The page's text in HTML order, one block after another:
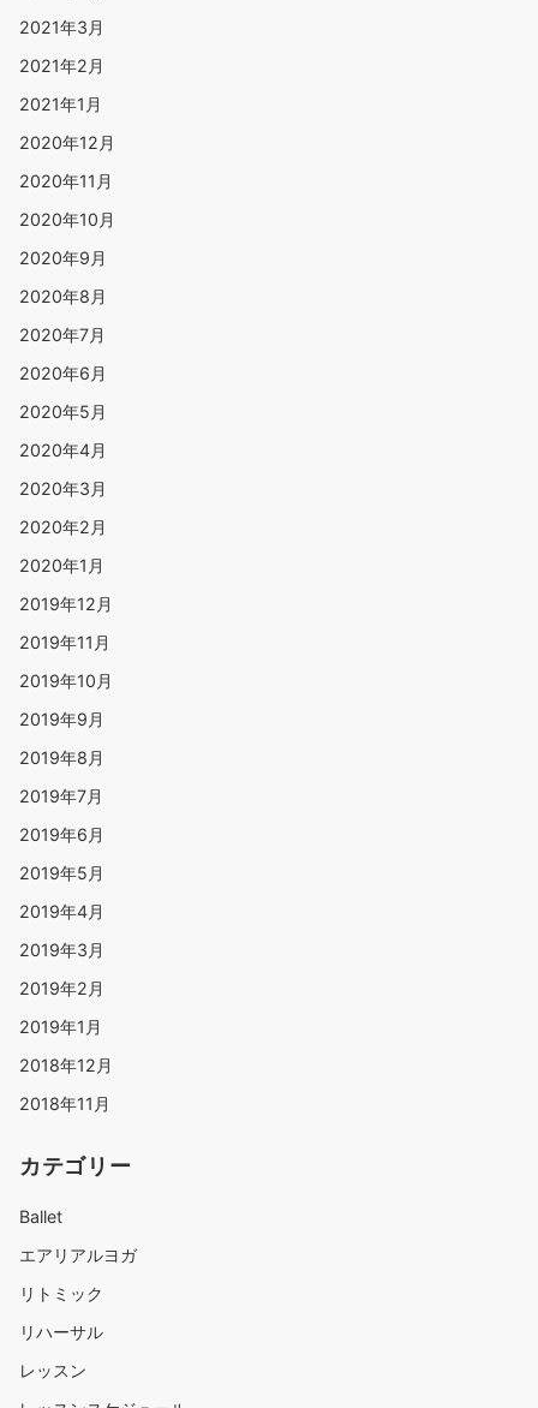
2021年3月
2021年2月
2021年1月
2020年12月
2020年11月
2020年10月
2020年9月
2020年8月
2020年7月
2020年6月
2020年5月
2020年4月
2020年3月
2020年2月
2020年1月
2019年12月
2019年11月
2019年10月
2019年9月
2019年8月
2019年7月
2019年6月
2019年5月
2019年4月
2019年3月
2019年2月
2019年1月
2018年12月
2018年11月
カテゴリー
Ballet
エアリアルヨガ
リトミック
リハーサル
レッスン